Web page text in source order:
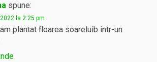
spune:
la 2:25 pm
plantat floarea soareluib intr-un